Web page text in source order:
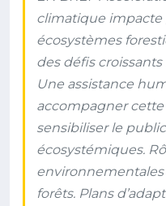
climatique impacte
écosystèmes
des défis
Une assistance
accompagner
sensibiliser le
écosystémiques.
environnementales
forêts. Plans